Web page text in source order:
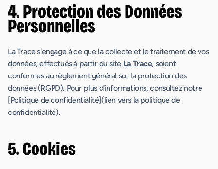
4. Protection des Données
Personnelles
La Trace s'engage à ce que la collecte et le traitement de vos
données, effectués à partir du site La Trace, soient
conformes au règlement général sur la protection des
données (RGPD). Pour plus d'informations, consultez notre
[Politique de confidentialité](lien vers la politique de
confidentialité).
5. Cookies